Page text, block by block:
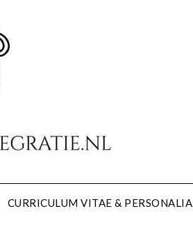
CURRICULUM VITAE & PERSONALIA